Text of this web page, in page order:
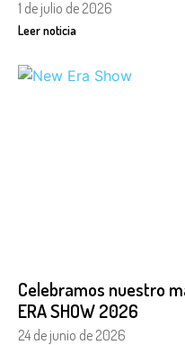
1 de julio de 2026
Leer noticia
Celebramos nuestro
ERA SHOW 2026
24 de junio de 2026